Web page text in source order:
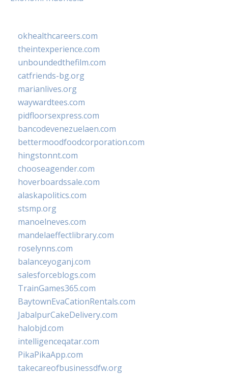
okhealthcareers.com
theintexperience.com
unboundedthefilm.com
catfriends-bg.org
marianlives.org
waywardtees.com
pidfloorsexpress.com
bancodevenezuelaen.com
bettermoodfoodcorporation.com
hingstonnt.com
chooseagender.com
hoverboardssale.com
alaskapolitics.com
stsmp.org
manoelneves.com
mandelaeffectlibrary.com
roselynns.com
balanceyoganj.com
salesforceblogs.com
TrainGames365.com
BaytownEvaCationRentals.com
JabalpurCakeDelivery.com
halobjd.com
intelligenceqatar.com
PikaPikaApp.com
takecareofbusinessdfw.org